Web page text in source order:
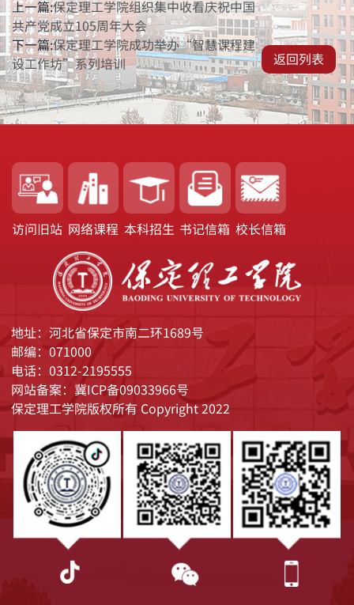
上一篇:保定理工学院组织集中收看庆祝中国
共产党成立105周年大会
下一篇:保定理工学院成功举办“智慧课程建
设工作坊”系列培训
返回列表
访问旧站 网络课程 本科招生 书记信箱 校长信箱
地址：河北省保定市南二环1689号
邮编：071000
电话：0312-2195555
网站备案：冀ICP备09033966号
保定理工学院版权所有 Copyright 2022